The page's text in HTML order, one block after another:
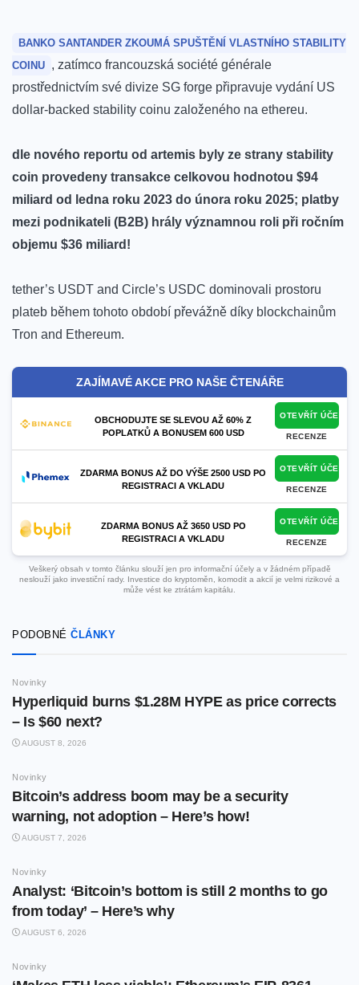
BANKO SANTANDER ZKOUMÁ SPUŠTĚNÍ VLASTNÍHO STABILITY
COINU , zatímco francouzská société générale
prostřednictvím své divize SG forge připravuje vydání US
dollar-backed stability coinu založeného na ethereu.
dle nového reportu od artemis byly ze strany stability
coin provedeny transakce celkovou hodnotou $94
miliard od ledna roku 2023 do února roku 2025; platby
mezi podnikateli (B2B) hrály významnou roli při ročním
objemu $36 miliard!
tether’s USDT and Circle’s USDC dominovali prostoru
plateb během tohoto období převážně díky blockchainům
Tron and Ethereum.
ZAJÍMAVÉ AKCE PRO NAŠE ČTENÁŘE
OBCHODUJTE SE SLEVOU AŽ 60% Z
POPLATKŮ A BONUSEM 600 USD
OTEVŘÍT ÚČET
RECENZE
ZDARMA BONUS AŽ DO VÝŠE 2500 USD PO
REGISTRACI A VKLADU
OTEVŘÍT ÚČET
RECENZE
ZDARMA BONUS AŽ 3650 USD PO
REGISTRACI A VKLADU
OTEVŘÍT ÚČET
RECENZE
Veškerý obsah v tomto článku slouží jen pro informační účely a v žádném případě
neslouží jako investiční rady. Investice do kryptoměn, komodit a akcií je velmi rizikové a
může vést ke ztrátám kapitálu.
PODOBNÉ ČLÁNKY
Novinky
Hyperliquid burns $1.28M HYPE as price corrects
– Is $60 next?
AUGUST 8, 2026
Novinky
Bitcoin’s address boom may be a security
warning, not adoption – Here’s how!
AUGUST 7, 2026
Novinky
Analyst: ‘Bitcoin’s bottom is still 2 months to go
from today’ – Here’s why
AUGUST 6, 2026
Novinky